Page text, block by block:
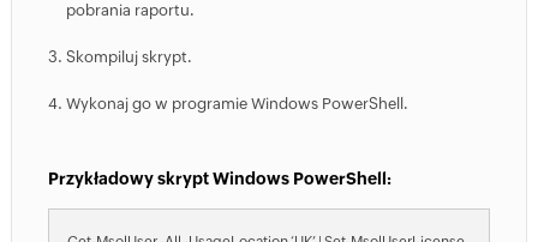
pobrania raportu.
Skompiluj skrypt.
Wykonaj go w programie Windows PowerShell.
Przykładowy skrypt Windows PowerShell: